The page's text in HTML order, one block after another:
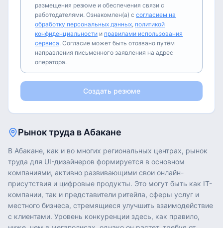
размещения резюме и обеспечения связи с
работодателями. Ознакомлен(а) с согласием на
обработку персональных данных, политикой
конфиденциальности и правилами использования
сервиса. Согласие может быть отозвано путём
направления письменного заявления на адрес
оператора.
Создать резюме
Рынок труда в Абакане
В Абакане, как и во многих региональных центрах, рынок
труда для UI-дизайнеров формируется в основном
компаниями, активно развивающими свои онлайн-
присутствия и цифровые продукты. Это могут быть как IT-
компании, так и представители ритейла, сферы услуг и
местного бизнеса, стремящиеся улучшить взаимодействие
с клиентами. Уровень конкуренции здесь, как правило,